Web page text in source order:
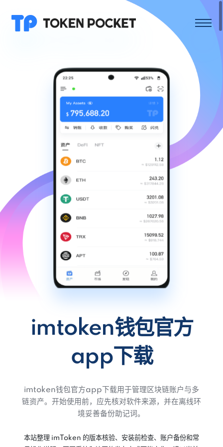
imtoken钱包官方
app下载
imtoken钱包官方app下载用于管理区块链账户与多
链资产。开始使用前，应先核对软件来源，并在离线环
境妥善备份助记词。
本站整理 imToken 的版本核验、安装前检查、账户备份和常